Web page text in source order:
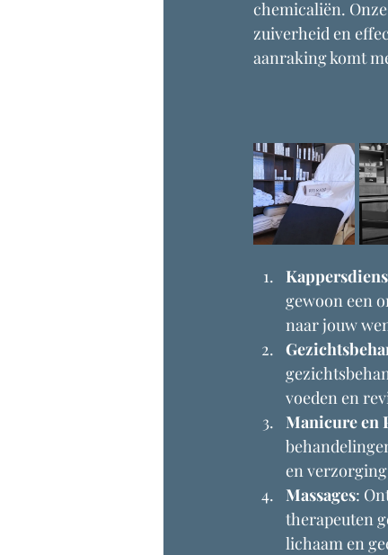
chemicaliën.
zuiverheid en
aanraking komt
gewoon een
naar jouw
voeden en
Manicure en
en
Massages:
therapeuten
lichaam en